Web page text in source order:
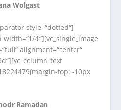
Wolgast
style=“dotted“]
4″][vc_single_image
alignment=“center“
top: -10px
Ramadan